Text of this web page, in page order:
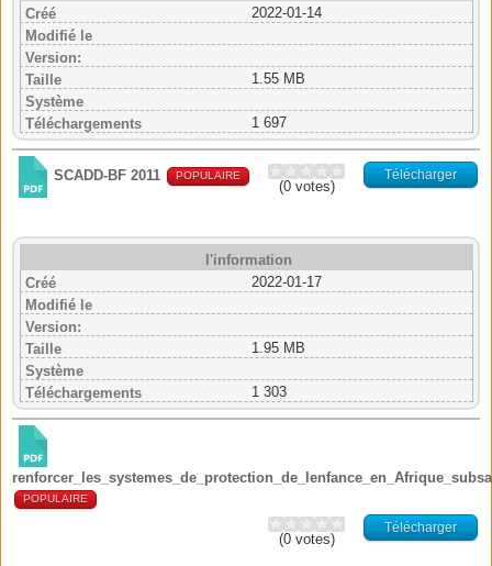
Créé
2022-01-14
Modifié le
Version:
Taille
1.55 MB
Système
Téléchargements
1 697
SCADD-BF 2011 POPULAIRE Télécharger
(0 votes)
l'information
Créé
2022-01-17
Modifié le
Version:
Taille
1.95 MB
Système
Téléchargements
1 303
POPULAIRE
Télécharger
(0 votes)